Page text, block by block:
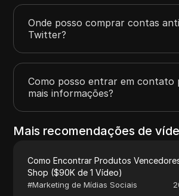
Onde posso comprar contas
Twitter?
Como posso entrar em contato
mais informações?
Mais recomendações de
Como Encontrar Produtos
Shop ($90K de 1 Vídeo)
#Marketing de Mídias Sociais